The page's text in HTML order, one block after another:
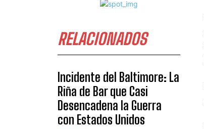
RELACIONADOS
Incidente del Baltimore: La
Riña de Bar que Casi
Desencadena la Guerra
con Estados Unidos